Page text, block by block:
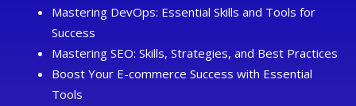
Mastering DevOps: Essential Skills and Tools for
Success
Mastering SEO: Skills, Strategies, and Best Practices
Boost Your E-commerce Success with Essential
Tools